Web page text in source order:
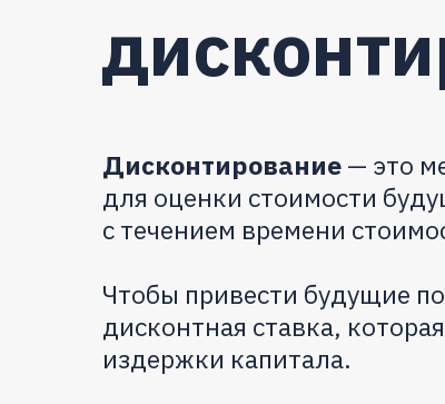
Дисконтирование — это
для оценки стоимости
с течением времени
Чтобы привести будущие
дисконтная ставка,
издержки капитала.